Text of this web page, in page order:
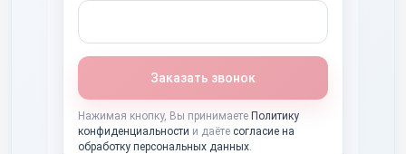
Заказать звонок
Нажимая кнопку, Вы принимаете Политику
конфиденциальности и даёте согласие на
обработку персональных данных.